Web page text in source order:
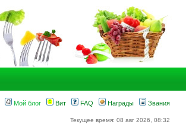
Мой блог Вит FAQ Награды Звания
Текущее время: 08 авг 2026, 08:32